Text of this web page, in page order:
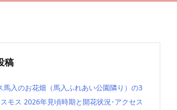
稿
馬入のお花畑（馬入ふれあい公園隣り）の3
モス 2026年見頃時期と開花状況･アクセス